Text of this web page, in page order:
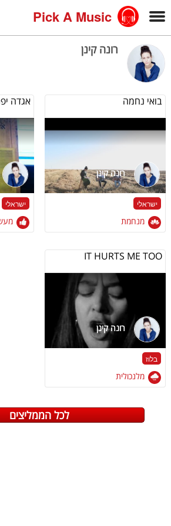
Pick A Music
רונה קינן
בואי נחמה
רונה קינן
ישראלי
מנחמת
אגדה
ישראלי
IT HURTS ME TOO
רונה קינן
בלוז
מלנכולית
לכל הממליצים